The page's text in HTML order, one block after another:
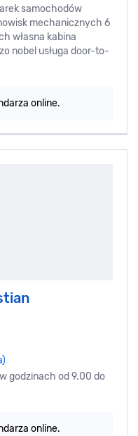
samochodów
mechanicznych 6
własna kabina
nobel usługa door-to-
online.
godzinach od 9.00 do
online.